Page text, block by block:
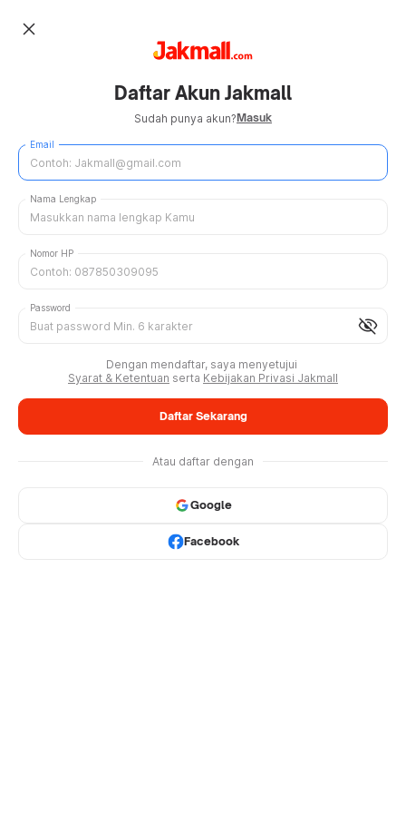
close
Daftar Akun Jakmall
Sudah punya akun?Masuk
Email
Nama Lengkap
Nomor HP
visibility_off
Password
Dengan mendaftar, saya menyetujui
Syarat & Ketentuan serta Kebijakan Privasi Jakmall
Daftar Sekarang
Atau daftar dengan
Google
Facebook